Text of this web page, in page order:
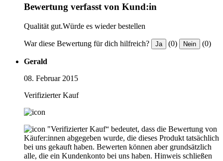
Bewertung verfasst von Kund:in
Qualität gut.Würde es wieder bestellen
War diese Bewertung für dich hilfreich? Ja (0) Nein (0)
Gerald
08. Februar 2015
Verifizierter Kauf
"Verifizierter Kauf“ bedeutet, dass die Bewertung von
Käufer:innen abgegeben wurde, die dieses Produkt tatsächlich
bei uns gekauft haben. Bewerten können aber grundsätzlich
alle, die ein Kundenkonto bei uns haben. Hinweis schließen